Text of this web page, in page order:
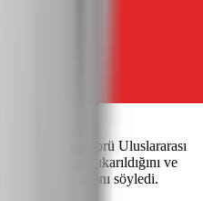
Arslan, Taşköprü Uluslararası
6 güne çıkarıldığını ve
imza atılacağını söyledi.